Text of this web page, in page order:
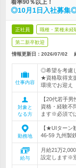
着率90％以上！
◎10月1日入社募集◎
正社員 職種・業種未経
第二新卒歓迎
情報更新日：2026/07/02
仕事内容
◎希望を考慮
★資格取得支
環境でお迎え
対象と
なる方
【20代若手
資格・経験不
ます※必須で
勤務地
【★UIターン
46-59 九州製
給与
月給21万
設定します※